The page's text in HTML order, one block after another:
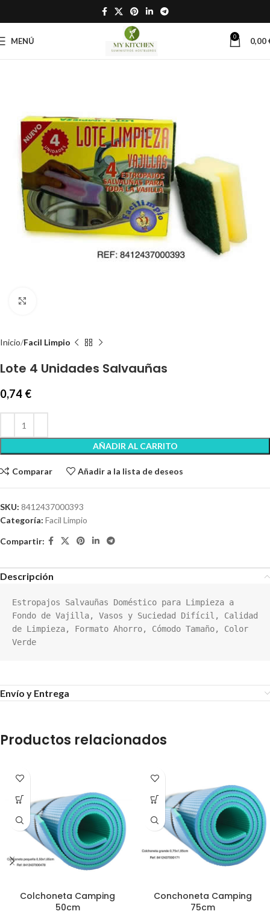
MENÚ 0 0,00
Inicio Facil Limpio
Lote 4 Unidades Salvauñas
0,74 €
AÑADIR AL CARRITO
Comparar Añadir a la lista de deseos
SKU: 8412437000393
Categoría: Facil Limpio
Compartir:
Descripción
Estropajos Salvauñas Doméstico para Limpieza a
Fondo de Vajilla, Vasos y Suciedad Difícil, Calidad
de Limpieza, Formato Ahorro, Cómodo Tamaño, Color
Verde
Envío y Entrega
Productos relacionados
Colchoneta Camping
50cm
Conchoneta Camping
75cm